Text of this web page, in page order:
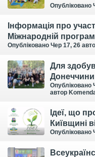
Опубліковано
Інформація про
Міжнародній
Опубліковано Чер 17, 26
Для
Донеччини
обласної
експедиції
Опубліковано
автор
Ідеї, що
Київщині
Опубліковано